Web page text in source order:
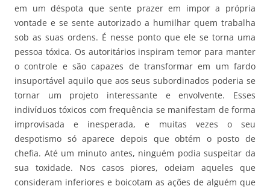
em um déspota que sente prazer em impor a própria
vontade e se sente autorizado a humilhar quem trabalha
sob as suas ordens. É nesse ponto que ele se torna uma
pessoa tóxica. Os autoritários inspiram temor para manter
o controle e são capazes de transformar em um fardo
insuportável aquilo que aos seus subordinados poderia se
tornar um projeto interessante e envolvente. Esses
indivíduos tóxicos com frequência se manifestam de forma
improvisada e inesperada, e muitas vezes o seu
despotismo só aparece depois que obtém o posto de
chefia. Até um minuto antes, ninguém podia suspeitar da
sua toxidade. Nos casos piores, odeiam aqueles que
consideram inferiores e boicotam as ações de alguém que